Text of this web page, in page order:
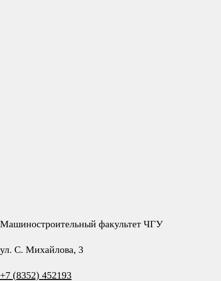
Машиностроительный факультет ЧГУ
ул. С. Михайлова, 3
+7 (8352) 452193